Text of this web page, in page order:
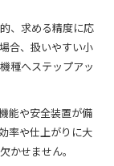
、求める精度に応
合、扱いやすい小
種へステップアッ
能や安全装置が備
率や仕上がりに大
かせません。